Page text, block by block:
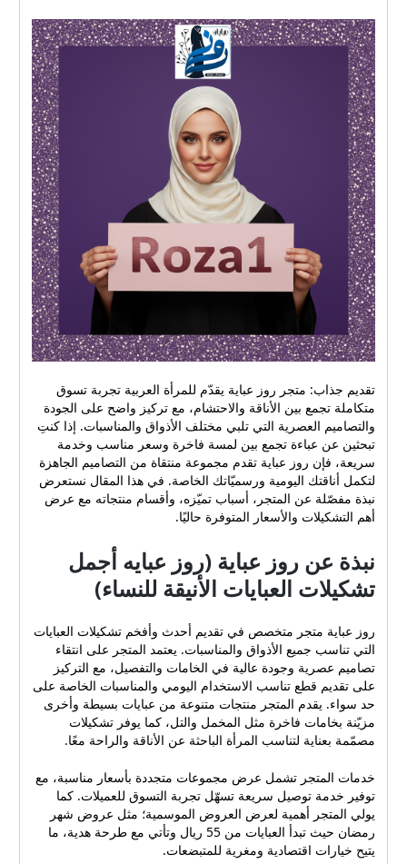
تقديم جذاب: متجر روز عباية يقدّم للمرأة العربية تجربة تسوق
متكاملة تجمع بين الأناقة والاحتشام، مع تركيز واضح على الجودة
والتصاميم العصرية التي تلبي مختلف الأذواق والمناسبات. إذا كنتِ
تبحثين عن عباءة تجمع بين لمسة فاخرة وسعر مناسب وخدمة
سريعة، فإن روز عباية تقدم مجموعة منتقاة من التصاميم الجاهزة
لتكمل أناقتك اليومية ورسميّاتك الخاصة. في هذا المقال نستعرض
نبذة مفصّلة عن المتجر، أسباب تميّزه، وأقسام منتجاته مع عرض
أهم التشكيلات والأسعار المتوفرة حاليًا.
نبذة عن روز عباية (روز عبايه أجمل
تشكيلات العبايات الأنيقة للنساء)
روز عباية متجر متخصص في تقديم أحدث وأفخم تشكيلات العبايات
التي تناسب جميع الأذواق والمناسبات. يعتمد المتجر على انتقاء
تصاميم عصرية وجودة عالية في الخامات والتفصيل، مع التركيز
على تقديم قطع تناسب الاستخدام اليومي والمناسبات الخاصة على
حد سواء. يقدم المتجر منتجات متنوعة من عبايات بسيطة وأخرى
مزيّنة بخامات فاخرة مثل المخمل والتل، كما يوفر تشكيلات
مصمّمة بعناية لتناسب المرأة الباحثة عن الأناقة والراحة معًا.
خدمات المتجر تشمل عرض مجموعات متجددة بأسعار مناسبة، مع
توفير خدمة توصيل سريعة تسهّل تجربة التسوق للعميلات. كما
يولي المتجر أهمية لعرض العروض الموسمية؛ مثل عروض شهر
رمضان حيث تبدأ العبايات من 55 ريال وتأتي مع طرحة هدية، ما
يتيح خيارات اقتصادية ومغرية للمتبضعات.